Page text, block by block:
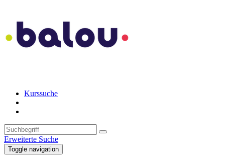
Kurssuche
Erweiterte Suche
Toggle navigation